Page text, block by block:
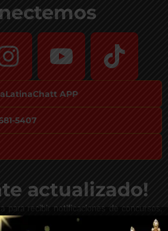
APP
5407
actualizado!
para recibir notificaciones de concursos,